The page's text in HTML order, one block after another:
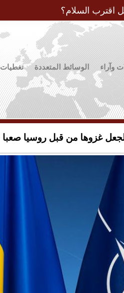
اقترب السلام؟
وآراء الوسائط المتعددة تغطيات
لجعل غزوها من قبل روسيا صعبا